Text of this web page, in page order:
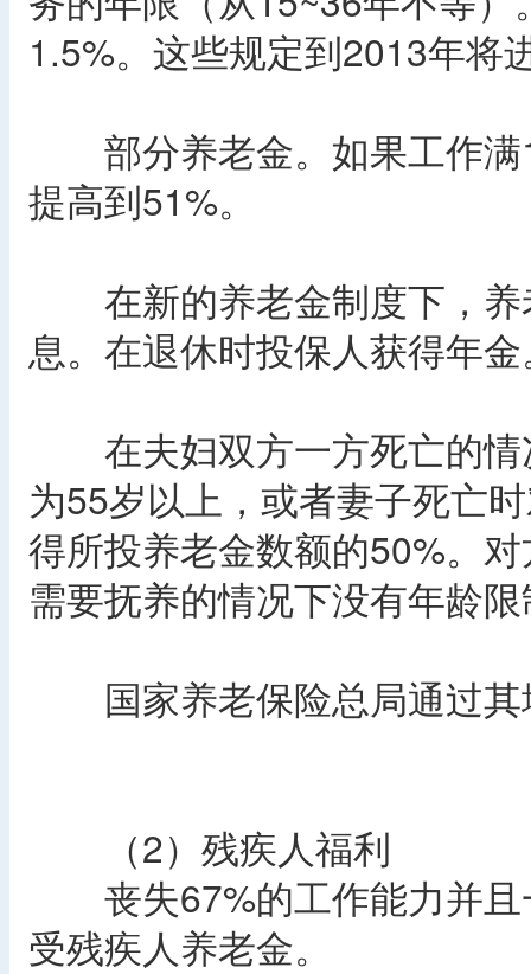
1.5%。这些规定到2013年将
部分养老金。如果工作满
提高到51%。
在新的养老金制度下，养
息。在退休时投保人获得年
在夫妇双方一方死亡的情
为55岁以上，或者妻子死亡
得所投养老金数额的50%。
需要抚养的情况下没有年龄
国家养老保险总局通过其
（2）残疾人福利
丧失67%的工作能力并且
受残疾人养老金。